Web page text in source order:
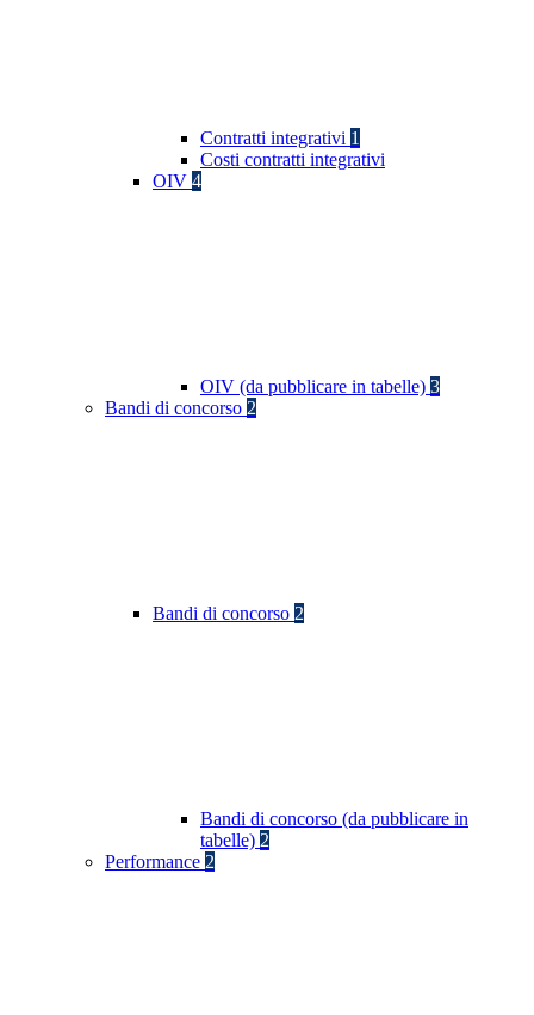
Contratti integrativi 1
Costi contratti integrativi
OIV 4
OIV (da pubblicare in tabelle) 3
Bandi di concorso 2
Bandi di concorso 2
Bandi di concorso (da pubblicare in
tabelle) 2
Performance 2